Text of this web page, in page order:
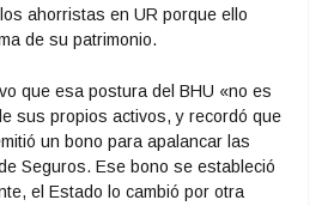
ahorristas en UR porque ello
de su patrimonio.
que esa postura del BHU «no es
sus propios activos, y recordó que
un bono para apalancar las
Seguros. Ese bono se estableció
el Estado lo cambió por otra